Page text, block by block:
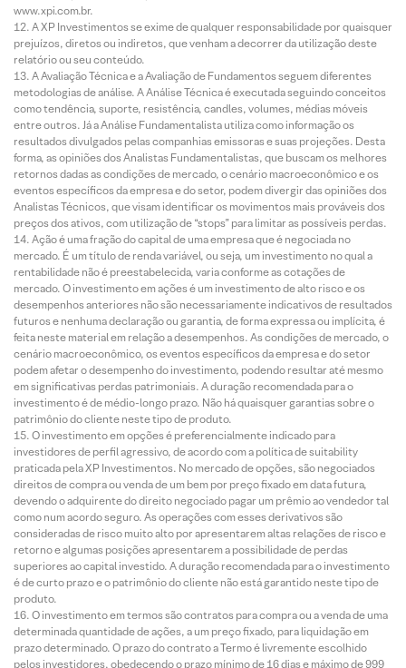
www.xpi.com.br.
A XP Investimentos se exime de qualquer responsabilidade por quaisquer
prejuízos, diretos ou indiretos, que venham a decorrer da utilização deste
relatório ou seu conteúdo.
A Avaliação Técnica e a Avaliação de Fundamentos seguem diferentes
metodologias de análise. A Análise Técnica é executada seguindo conceitos
como tendência, suporte, resistência, candles, volumes, médias móveis
entre outros. Já a Análise Fundamentalista utiliza como informação os
resultados divulgados pelas companhias emissoras e suas projeções. Desta
forma, as opiniões dos Analistas Fundamentalistas, que buscam os melhores
retornos dadas as condições de mercado, o cenário macroeconômico e os
eventos específicos da empresa e do setor, podem divergir das opiniões dos
Analistas Técnicos, que visam identificar os movimentos mais prováveis dos
preços dos ativos, com utilização de “stops” para limitar as possíveis perdas.
Ação é uma fração do capital de uma empresa que é negociada no
mercado. É um título de renda variável, ou seja, um investimento no qual a
rentabilidade não é preestabelecida, varia conforme as cotações de
mercado. O investimento em ações é um investimento de alto risco e os
desempenhos anteriores não são necessariamente indicativos de resultados
futuros e nenhuma declaração ou garantia, de forma expressa ou implícita, é
feita neste material em relação a desempenhos. As condições de mercado, o
cenário macroeconômico, os eventos específicos da empresa e do setor
podem afetar o desempenho do investimento, podendo resultar até mesmo
em significativas perdas patrimoniais. A duração recomendada para o
investimento é de médio-longo prazo. Não há quaisquer garantias sobre o
patrimônio do cliente neste tipo de produto.
O investimento em opções é preferencialmente indicado para
investidores de perfil agressivo, de acordo com a política de suitability
praticada pela XP Investimentos. No mercado de opções, são negociados
direitos de compra ou venda de um bem por preço fixado em data futura,
devendo o adquirente do direito negociado pagar um prêmio ao vendedor tal
como num acordo seguro. As operações com esses derivativos são
consideradas de risco muito alto por apresentarem altas relações de risco e
retorno e algumas posições apresentarem a possibilidade de perdas
superiores ao capital investido. A duração recomendada para o investimento
é de curto prazo e o patrimônio do cliente não está garantido neste tipo de
produto.
O investimento em termos são contratos para compra ou a venda de uma
determinada quantidade de ações, a um preço fixado, para liquidação em
prazo determinado. O prazo do contrato a Termo é livremente escolhido
pelos investidores, obedecendo o prazo mínimo de 16 dias e máximo de 999